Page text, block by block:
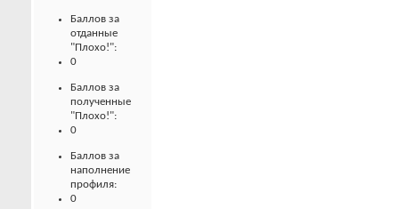
Баллов за
отданные
"Плохо!":
0
Баллов за
полученные
"Плохо!":
0
Баллов за
наполнение
профиля:
0